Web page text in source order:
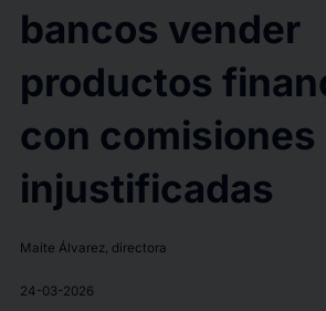
bancos vender
productos
con comisiones
injustificadas
Maite Álvarez, directora
24-03-2026